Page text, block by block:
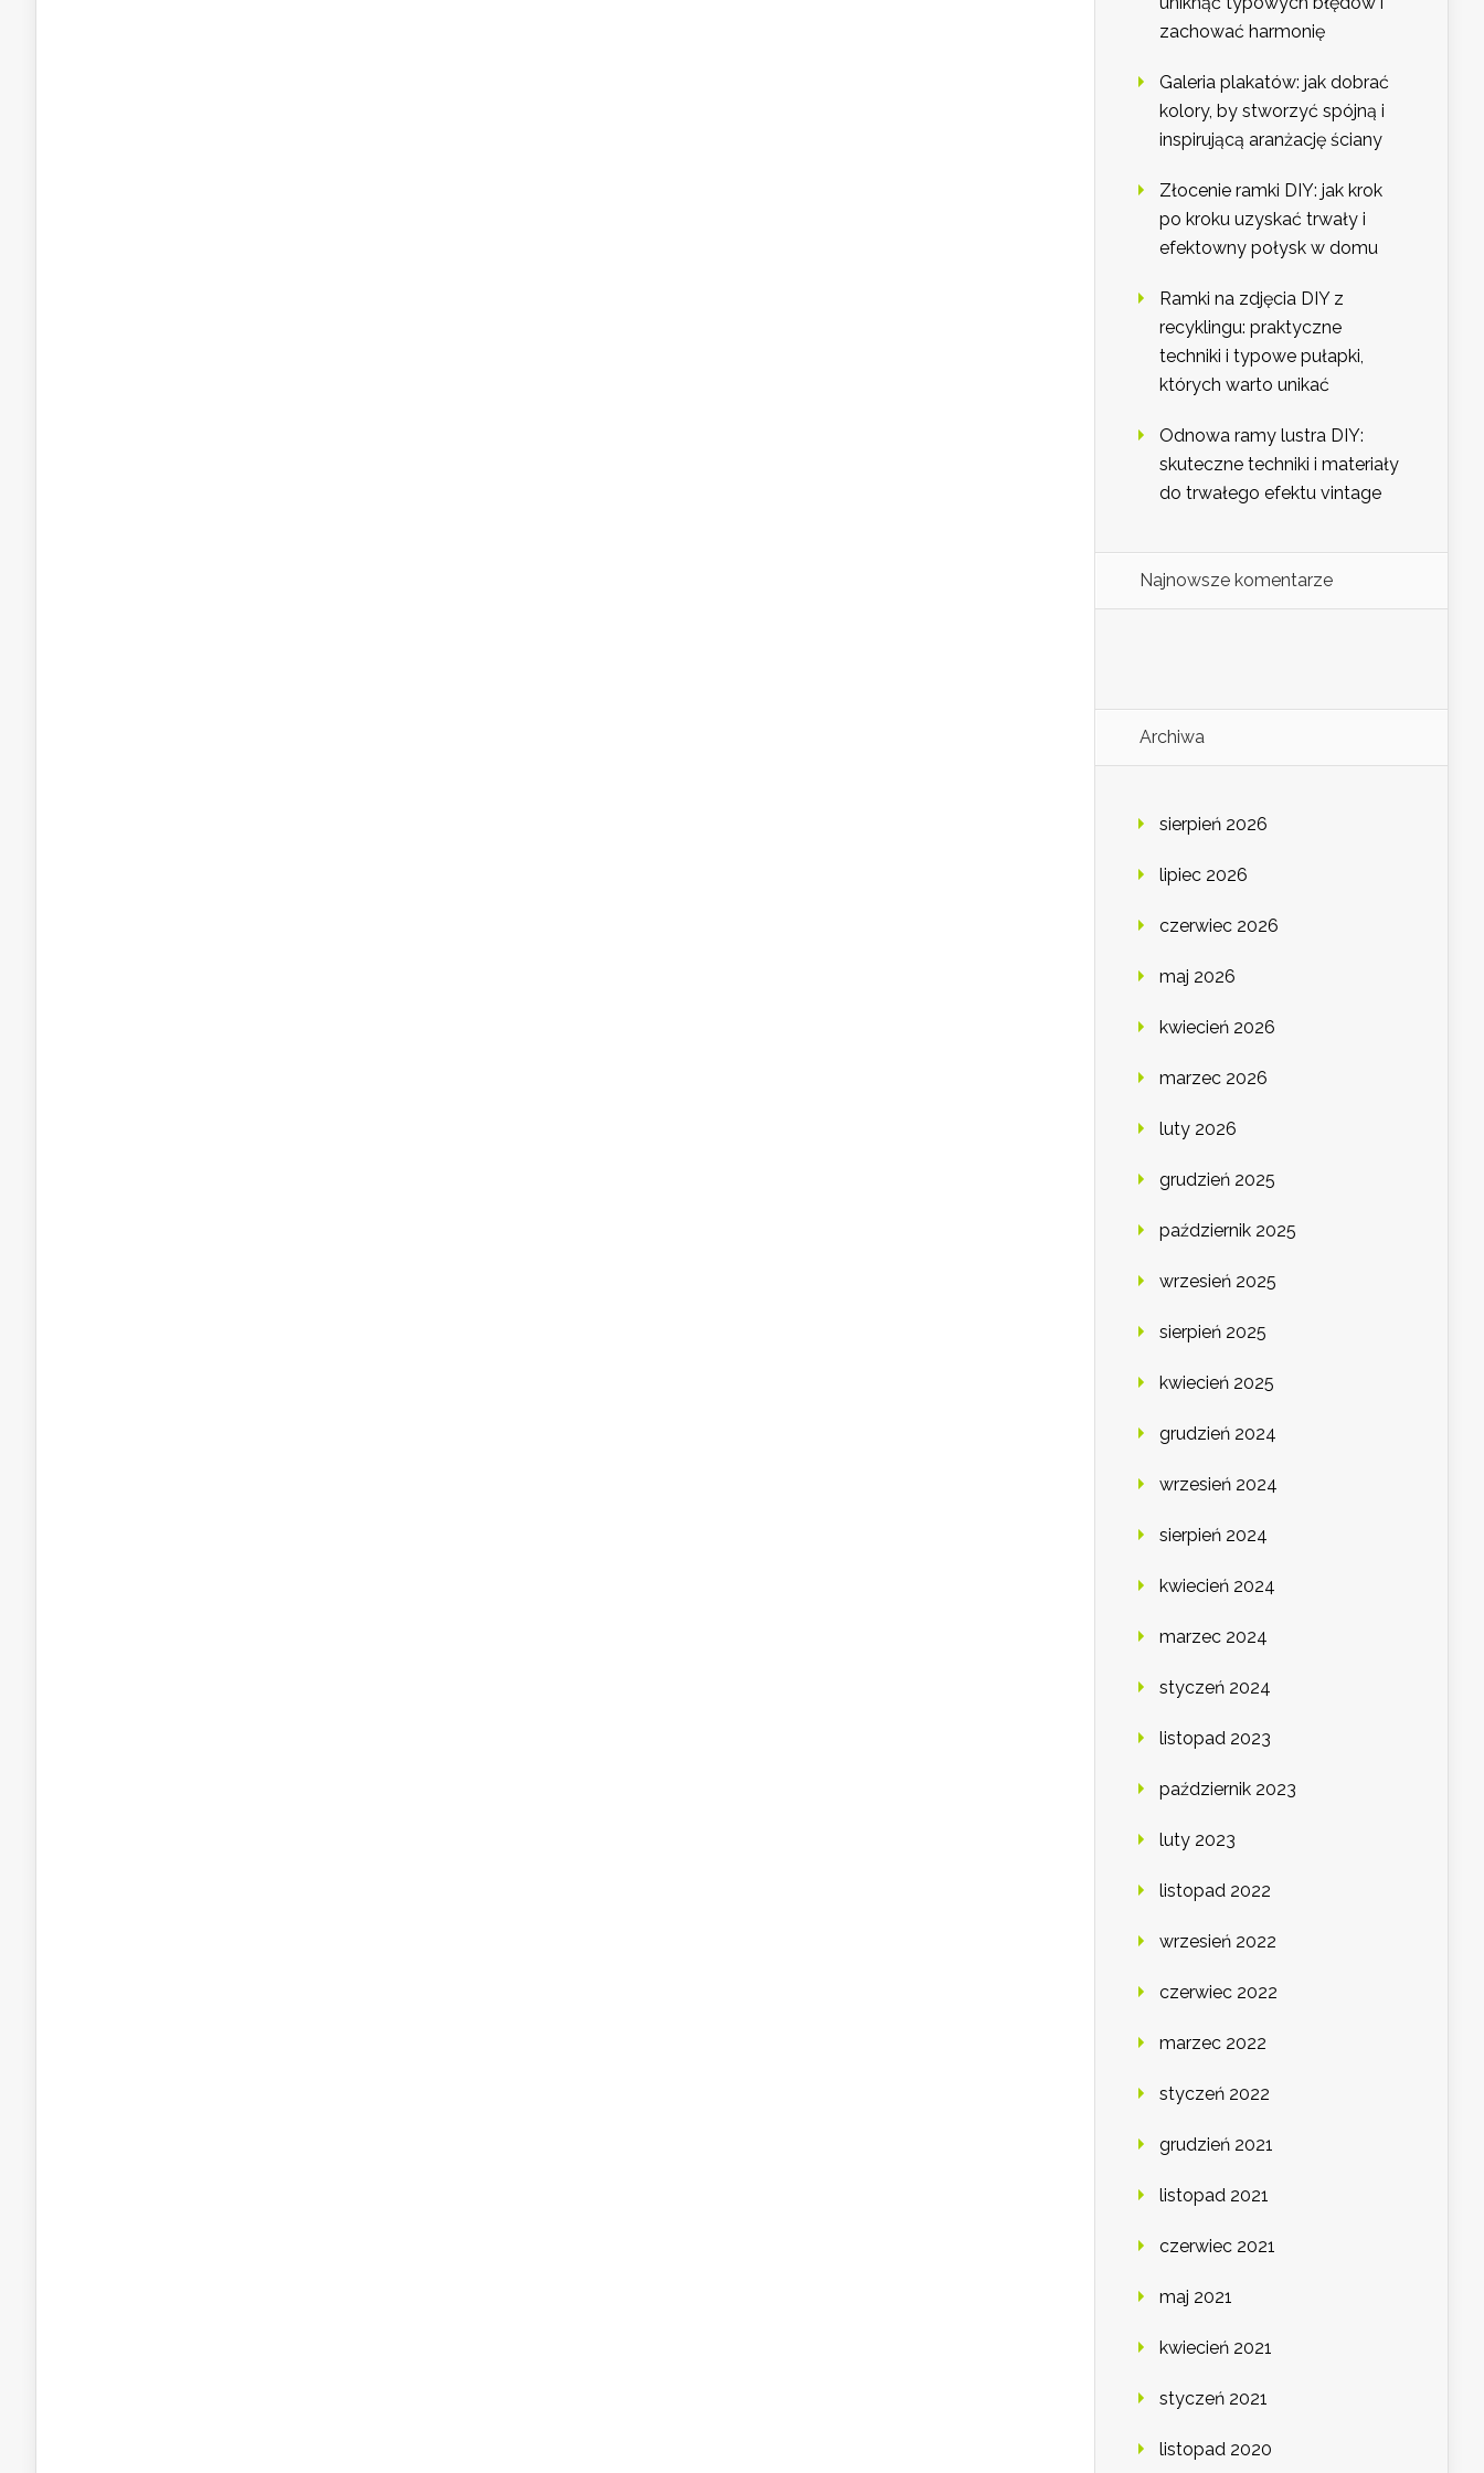
zachować harmonię
Galeria plakatów: jak dobrać
kolory, by stworzyć spójną i
inspirującą aranżację ściany
Złocenie ramki DIY: jak krok
po kroku uzyskać trwały i
efektowny połysk w domu
Ramki na zdjęcia DIY z
recyklingu: praktyczne
techniki i typowe pułapki,
których warto unikać
Odnowa ramy lustra DIY:
skuteczne techniki i materiały
do trwałego efektu vintage
Najnowsze komentarze
Archiwa
sierpień 2026
lipiec 2026
czerwiec 2026
maj 2026
kwiecień 2026
marzec 2026
luty 2026
grudzień 2025
październik 2025
wrzesień 2025
sierpień 2025
kwiecień 2025
grudzień 2024
wrzesień 2024
sierpień 2024
kwiecień 2024
marzec 2024
styczeń 2024
listopad 2023
październik 2023
luty 2023
listopad 2022
wrzesień 2022
czerwiec 2022
marzec 2022
styczeń 2022
grudzień 2021
listopad 2021
czerwiec 2021
maj 2021
kwiecień 2021
styczeń 2021
listopad 2020